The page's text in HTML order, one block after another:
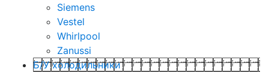
Siemens
Vestel
Whirlpool
Zanussi
Б/У холодильники